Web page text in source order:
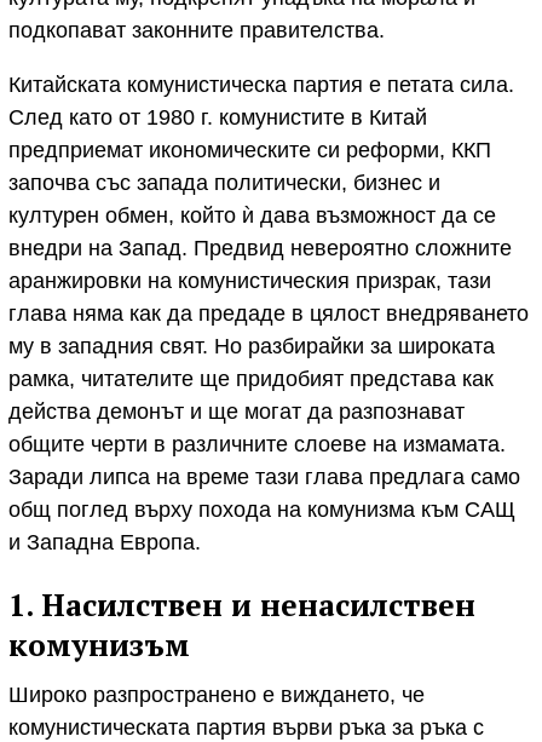
подкопават законните правителства.
Китайската комунистическа партия е петата сила.
След като от 1980 г. комунистите в Китай
предприемат икономическите си реформи, ККП
започва със запада политически, бизнес и
културен обмен, който ѝ дава възможност да се
внедри на Запад. Предвид невероятно сложните
аранжировки на комунистическия призрак, тази
глава няма как да предаде в цялост внедряването
му в западния свят. Но разбирайки за широката
рамка, читателите ще придобият представа как
действа демонът и ще могат да разпознават
общите черти в различните слоеве на измамата.
Заради липса на време тази глава предлага само
общ поглед върху похода на комунизма към САЩ
и Западна Европа.
1. Насилствен и ненасилствен
комунизъм
Широко разпространено е виждането, че
комунистическата партия върви ръка за ръка с